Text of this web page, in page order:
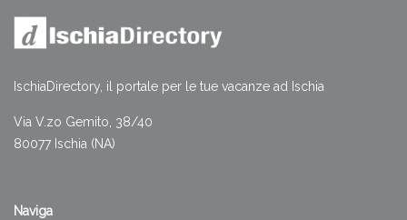
IschiaDirectory, il portale per le tue vacanze ad Ischia
Via V.zo Gemito, 38/40
80077 Ischia (NA)
Naviga